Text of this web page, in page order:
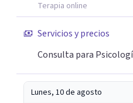
resignificar y elaborar, para
ser mas productivo y en
Mi lema es: PUEDES ESTAR
Terapia online
Servicios y precios
Consulta para
Lunes, 10 de agosto